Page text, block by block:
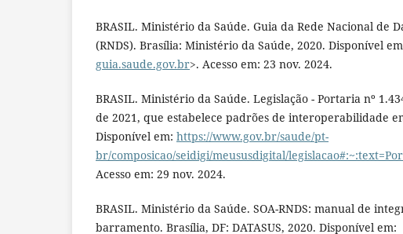
BRASIL. Ministério da Saúde. Guia da Rede Nacional de
(RNDS). Brasília: Ministério da Saúde, 2020. Disponível
guia.saude.gov.br>. Acesso em: 23 nov. 2024.
BRASIL. Ministério da Saúde. Legislação - Portaria nº
de 2021, que estabelece padrões de interoperabilidade
Disponível em: https://www.gov.br/saude/pt-
br/composicao/seidigi/meususdigital/
Acesso em: 29 nov. 2024.
BRASIL. Ministério da Saúde. SOA-RNDS: manual de
barramento. Brasília, DF: DATASUS, 2020. Disponível em: